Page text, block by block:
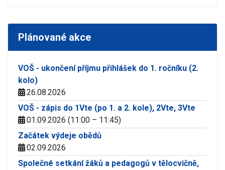
Plánované akce
VOŠ - ukončení příjmu přihlášek do 1. ročníku (2.
kolo)
26.08.2026
VOŠ - zápis do 1Vte (po 1. a 2. kole), 2Vte, 3Vte
01.09.2026 (11:00 – 11:45)
Začátek výdeje obědů
02.09.2026
Společné setkání žáků a pedagogů v tělocvičně,